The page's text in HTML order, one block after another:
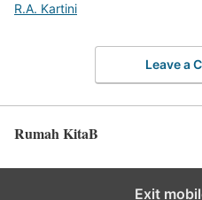
R.A. Kartini
Leave a
Rumah KitaB
Exit